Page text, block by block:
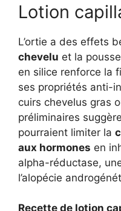
Lotion
L’ortie a des effets
chevelu et la
en silice renforce la
ses propriétés anti-
cuirs chevelus gras
préliminaires
pourraient limiter la
aux hormones en
alpha-réductase,
l’alopécie
Recette de lotion